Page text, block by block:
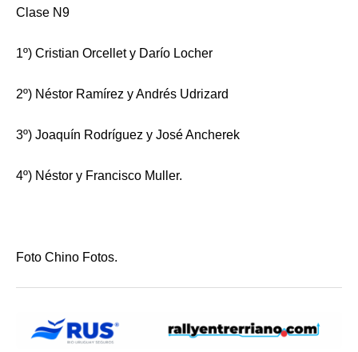
Clase N9
1º) Cristian Orcellet y Darío Locher
2º) Néstor Ramírez y Andrés Udrizard
3º) Joaquín Rodríguez y José Ancherek
4º) Néstor y Francisco Muller.
Foto Chino Fotos.